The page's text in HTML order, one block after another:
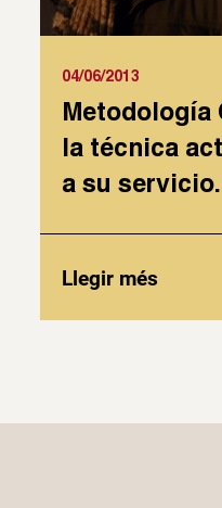
04/06/2013
Metodología
la técnica
a su servicio.
Llegir més